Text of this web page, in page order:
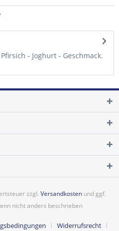
- Joghurt - Geschmack.
zzgl. Versandkosten und ggf.
nicht anders beschrieben
Widerrufsrecht